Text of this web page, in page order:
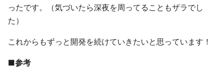
ったです。（気づいたら深夜を周ってることもザラでし
た）
これからもずっと開発を続けていきたいと思っています！
■参考